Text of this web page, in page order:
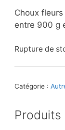
Choux
entre 900 g
Rupture de
Catégorie :
Produits